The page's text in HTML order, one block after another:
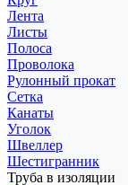
Лента
Листы
Полоса
Проволока
Рулонный прокат
Сетка
Канаты
Уголок
Швеллер
Шестигранник
Труба в изоляции